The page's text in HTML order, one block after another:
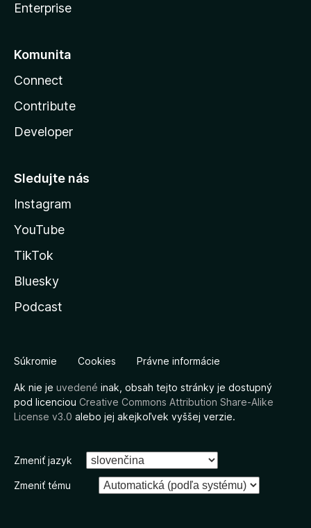
Enterprise
Komunita
Connect
Contribute
Developer
Sledujte nás
Instagram
YouTube
TikTok
Bluesky
Podcast
Súkromie Cookies Právne informácie
Ak nie je uvedené inak, obsah tejto stránky je dostupný
pod licenciou Creative Commons Attribution Share-Alike
License v3.0 alebo jej akejkoľvek vyššej verzie.
Zmeniť jazyk
Zmeniť tému